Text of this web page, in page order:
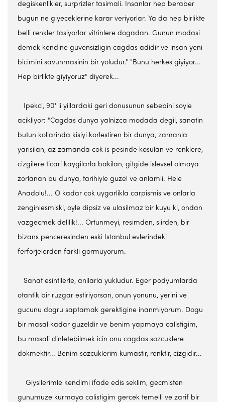
degiskenlikler, surprizler tasimali. Insanlar hep beraber
bugun ne giyeceklerine karar veriyorlar. Ya da hep birlikte
belli renkler tasiyorlar vitrinlere dogadan. Gunun modasi
demek kendine guvensizligin cagdas adidir ve insan yeni
bicimini savunmasinin bir yoludur." "Bunu herkes giyiyor...
Hep birlikte giyiyoruz" diyerek...
Ipekci, 90' li yillardaki geri donusunun sebebini soyle
acikliyor: "Cagdas dunya yalnizca modada degil, sanatin
butun kollarinda kisiyi korlestiren bir dunya, zamanla
yarisilan, az zamanda cok is pesinde kosulan ve renklere,
cizgilere ticari kaygilarla bakilan, gitgide islevsel olmaya
zorlanan bu dunya, tarihiyle guzel ve anlamli. Hele
Anadolu!... O kadar cok uygarlikla carpismis ve onlarla
zenginlesmiski, oyle dipsiz ve ulasilmaz bir kuyu ki, ondan
vazgecmek delilik!... Ortunmeyi, resimden, siirden, bir
bizans penceresinden eski Istanbul evlerindeki
ferforjelerden farkli gormuyorum.
Sanat esintilerle, anilarla yukludur. Eger podyumlarda
otantik bir ruzgar estiriyorsan, onun yonunu, yerini ve
gucunu dogru saptamak gerektigine inanmiyorum. Dogu
bir masal kadar guzeldir ve benim yapmaya calistigim,
bu masali dinletebilmek icin onu cagdas sozcuklere
dokmektir... Benim sozcuklerim kumastir, renktir, cizgidir...
Giysilerimle kendimi ifade edis seklim, gecmisten
gunumuze kurmaya calistigim gercek temelli ve zarif bir